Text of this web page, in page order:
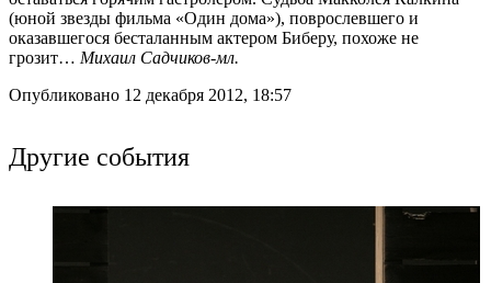
(юной звезды фильма «Один дома»), поврослевшего и
оказавшегося бесталанным актером Биберу, похоже не
грозит… Михаил Садчиков-мл.
Опубликовано 12 декабря 2012, 18:57
Другие события